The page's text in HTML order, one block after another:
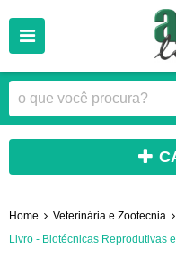
Home
Veterinária e Zootecnia
Livro - Biotécnicas Reprodutivas